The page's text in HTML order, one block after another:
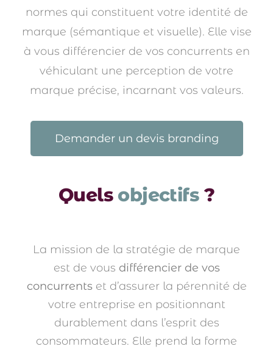
normes qui constituent votre identité de
marque (sémantique et visuelle). Elle vise
à vous différencier de vos concurrents en
véhiculant une perception de votre
marque précise, incarnant vos valeurs.
Demander un devis branding
Quels objectifs ?
La mission de la stratégie de marque
est de vous différencier de vos
concurrentset d’assurer la pérennité de
votre entreprise en positionnant
durablement dans l’esprit des
consommateurs. Elle prend la forme